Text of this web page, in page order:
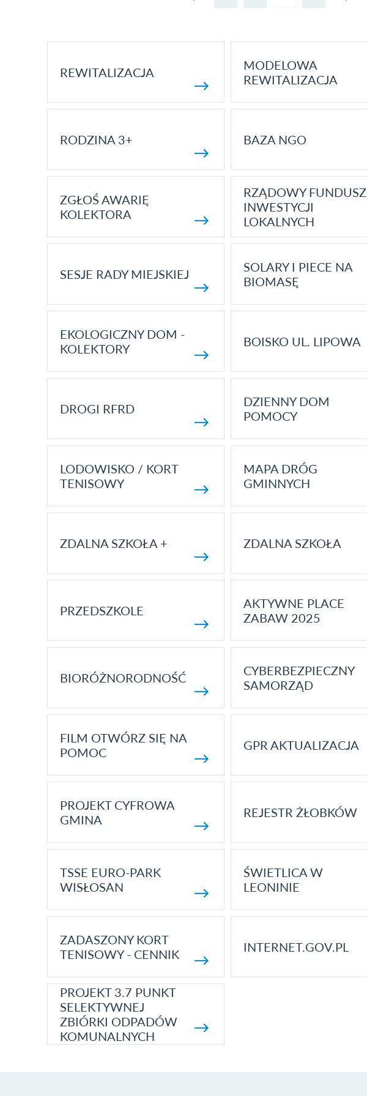
REWITALIZACJA
MODELOWA
REWITALIZACJA
RODZINA 3+ BAZA NGO
ZGŁOŚ AWARIĘ
KOLEKTORA
RZĄDOWY FUNDUSZ
INWESTYCJI
LOKALNYCH
SESJE RADY MIEJSKIEJ
SOLARY I PIECE NA
BIOMASĘ
EKOLOGICZNY DOM -
KOLEKTORY
BOISKO UL. LIPOWA
DROGI RFRD
DZIENNY DOM
POMOCY
LODOWISKO / KORT
TENISOWY
MAPA DRÓG
GMINNYCH
ZDALNA SZKOŁA + ZDALNA SZKOŁA
PRZEDSZKOLE
AKTYWNE PLACE
ZABAW 2025
BIORÓŻNORODNOŚĆ
CYBERBEZPIECZNY
SAMORZĄD
FILM OTWÓRZ SIĘ NA
POMOC
GPR AKTUALIZACJA
PROJEKT CYFROWA
GMINA
REJESTR ŻŁOBKÓW
TSSE EURO-PARK
WISŁOSAN
ŚWIETLICA W
LEONINIE
ZADASZONY KORT
TENISOWY - CENNIK
INTERNET.GOV.PL
PROJEKT 3.7 PUNKT
SELEKTYWNEJ
ZBIÓRKI ODPADÓW
KOMUNALNYCH